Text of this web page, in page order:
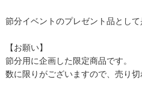
節分イベントのプレゼント品として
【お願い】
節分用に企画した限定商品です。
数に限りがございますので、売り切